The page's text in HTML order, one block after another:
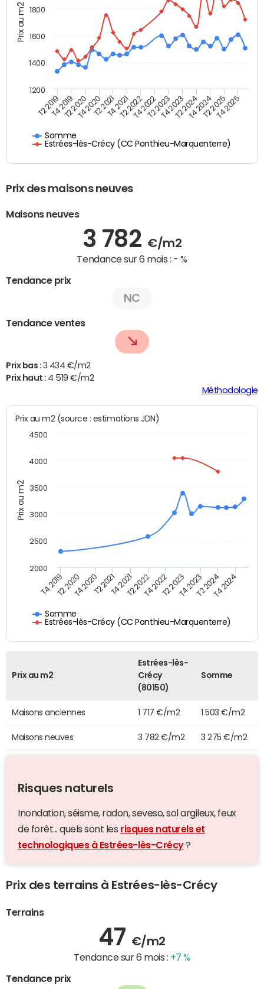
Prix au m2
Somme
Estrées-lès-Crécy (CC Ponthieu-Marquenterre)
T2 2019T4 2019T2 2020T4 2020T2 2021T4 2021T2 2022T4 2022T2 2023T4 2023T2 2024T4 2024T2 2025T4 2025
1200
1400
1600
1800
Prix des maisons neuves
Maisons neuves
3 782 €/m2
Tendance sur 6 mois : - %
Tendance prix
NC
Tendance ventes
Prix bas : 3 434 €/m2
Prix haut : 4 519 €/m2
Méthodologie
Prix au m2
Prix au m2 (source : estimations JDN)
Somme
Estrées-lès-Crécy (CC Ponthieu-Marquenterre)
T4 2019T2 2020T4 2020T2 2021T4 2021T2 2022T4 2022T2 2023T4 2023T2 2024T4 2024
2000
2500
3000
3500
4000
4500
Prix au m2
Estrées-lès-
Crécy
(80150)
Somme
Maisons anciennes 1 717 €/m2 1 503 €/m2
Maisons neuves 3 782 €/m2 3 275 €/m2
Risques naturels
Inondation, séisme, radon, seveso, sol argileux, feux
de forêt... quels sont les risques naturels et
technologiques à Estrées-lès-Crécy?
Prix des terrains à Estrées-lès-Crécy
Terrains
47 €/m2
Tendance sur 6 mois : +7 %
Tendance prix